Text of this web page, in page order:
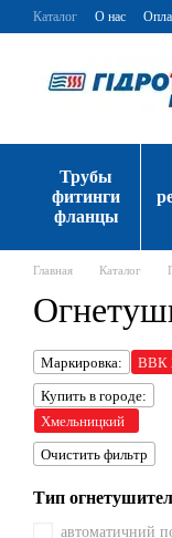
Перейти к основному
Каталог О нас
Трубы
фитинги
фланцы
Главная Каталог
Маркировка:
ВВК
Купить в городе:
Хмельницкий
Очистить фильтр
Тип
автоматичний